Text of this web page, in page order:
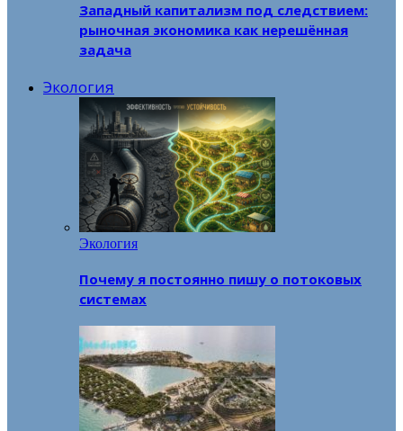
Западный капитализм под следствием:
рыночная экономика как нерешённая
задача
Экология
Экология
Почему я постоянно пишу о потоковых
системах